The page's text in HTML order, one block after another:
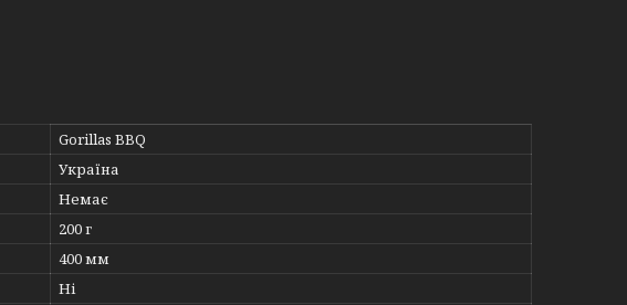
Gorillas BBQ
Україна
Немає
200 г
400 мм
Ні